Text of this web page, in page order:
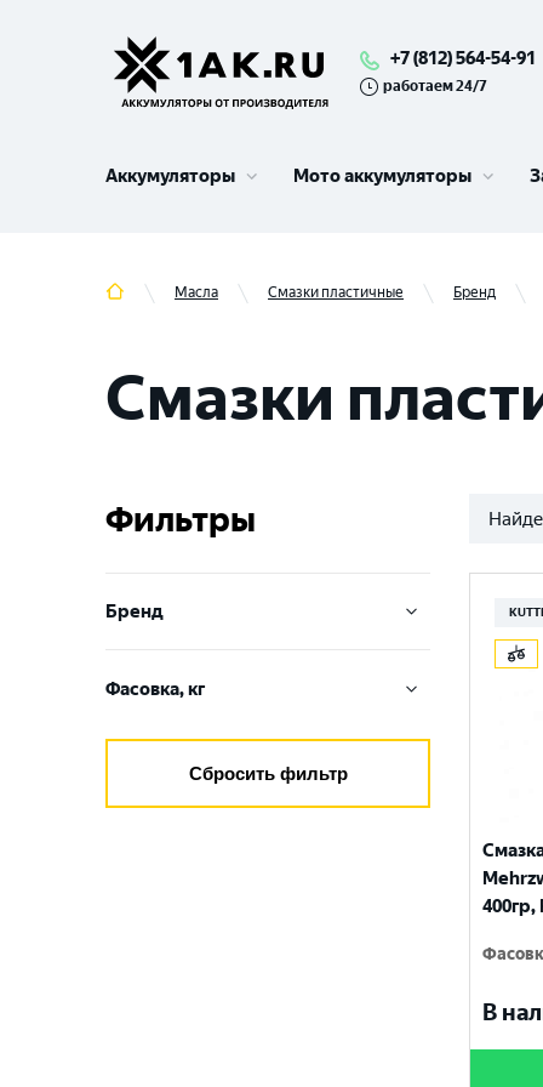
+7 (812) 564-54-91
работаем 24/7
Аккумуляторы Мото аккумуляторы
Масла Смазки пластичные Бренд
Смазки
Фильтры
Бренд
KUTTENKEULER
Фасовка, кг
0,15
Сбросить фильтр
400гр,
В